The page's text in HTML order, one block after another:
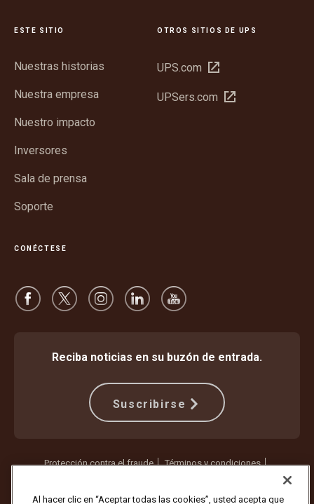
ESTE SITIO
Nuestras historias
Nuestra empresa
Nuestro impacto
Inversores
Sala de prensa
Soporte
OTROS SITIOS DE UPS
UPS.com Abrir
una
UPSers.com Abrir
CONÉCTESE
Reciba noticias en su buzón de entrada.
Suscribirse
Protección contra el fraude
Términos y condiciones
Al hacer clic en “Aceptar todas las cookies”, usted acepta que